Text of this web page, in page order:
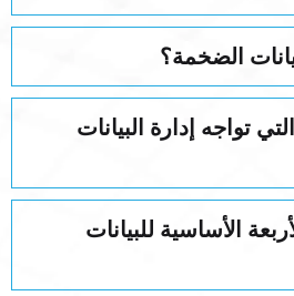
الضخمة؟
تواجه إدارة البيانات
الأساسية للبيانات